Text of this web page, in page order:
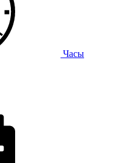
Часы